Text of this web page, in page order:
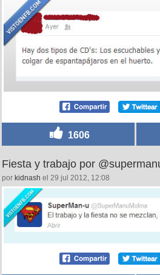
1606
Fiesta y trabajo por
por kidnash el 29 jul 2012, 12:08